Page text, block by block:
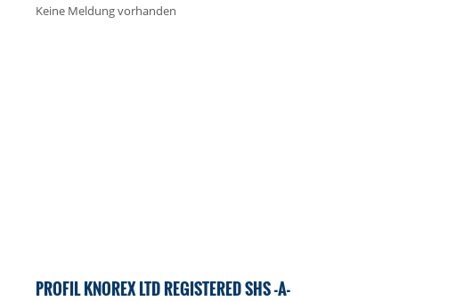
Keine Meldung vorhanden
PROFIL KNOREX LTD REGISTERED SHS -A-